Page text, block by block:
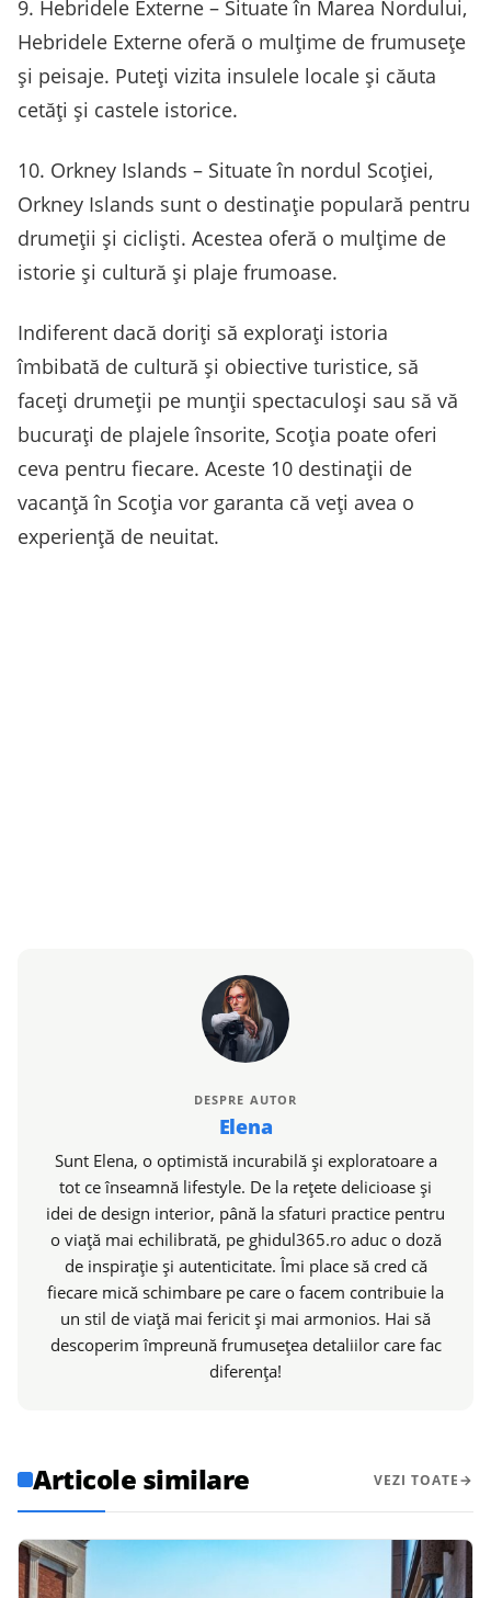
9. Hebridele Externe – Situate în Marea Nordului,
Hebridele Externe oferă o mulțime de frumusețe
și peisaje. Puteți vizita insulele locale și căuta
cetăți și castele istorice.
10. Orkney Islands – Situate în nordul Scoției,
Orkney Islands sunt o destinație populară pentru
drumeții și cicliști. Acestea oferă o mulțime de
istorie și cultură și plaje frumoase.
Indiferent dacă doriți să explorați istoria
îmbibată de cultură și obiective turistice, să
faceți drumeții pe munții spectaculoși sau să vă
bucurați de plajele însorite, Scoția poate oferi
ceva pentru fiecare. Aceste 10 destinații de
vacanță în Scoția vor garanta că veți avea o
experiență de neuitat.
DESPRE AUTOR
Elena
Sunt Elena, o optimistă incurabilă și exploratoare a
tot ce înseamnă lifestyle. De la rețete delicioase și
idei de design interior, până la sfaturi practice pentru
o viață mai echilibrată, pe ghidul365.ro aduc o doză
de inspirație și autenticitate. Îmi place să cred că
fiecare mică schimbare pe care o facem contribuie la
un stil de viață mai fericit și mai armonios. Hai să
descoperim împreună frumusețea detaliilor care fac
diferența!
Articole similare VEZI TOATE